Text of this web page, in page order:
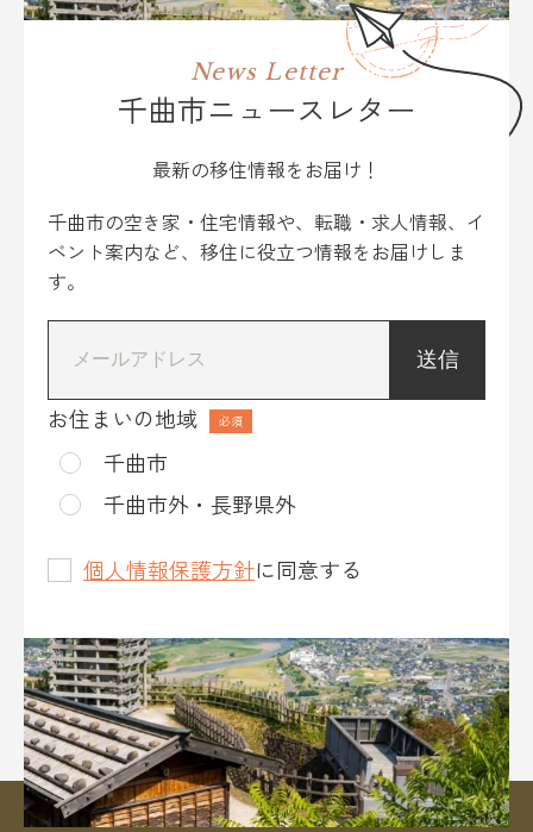
News Letter
千曲市ニュースレター
最新の移住情報をお届け！
千曲市の空き家・住宅情報や、転職・求人情報、イ
ベント案内など、移住に役立つ情報をお届けしま
す。
お住まいの地域
千曲市
千曲市外・長野県外
個人情報保護方針に同意する